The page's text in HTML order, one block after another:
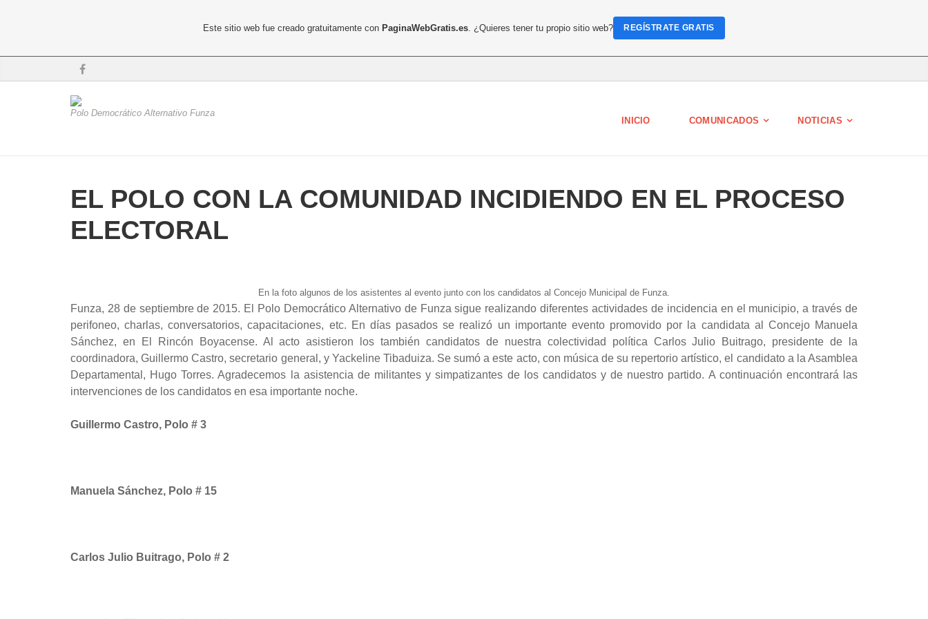
Polo Democrático Alternativo Funza
INICIO COMUNICADOS NOTICIAS
EL POLO CON LA COMUNIDAD INCIDIENDO EN EL PROCESO
ELECTORAL
En la foto algunos de los asistentes al evento junto con los candidatos al Concejo Municipal de Funza.
Funza, 28 de septiembre de 2015. El Polo Democrático Alternativo de Funza sigue realizando diferentes actividades de incidencia en el municipio, a través de
perifoneo, charlas, conversatorios, capacitaciones, etc. En días pasados se realizó un importante evento promovido por la candidata al Concejo Manuela
Sánchez, en El Rincón Boyacense. Al acto asistieron los también candidatos de nuestra colectividad política Carlos Julio Buitrago, presidente de la
coordinadora, Guillermo Castro, secretario general, y Yackeline Tibaduiza. Se sumó a este acto, con música de su repertorio artístico, el candidato a la Asamblea
Departamental, Hugo Torres. Agradecemos la asistencia de militantes y simpatizantes de los candidatos y de nuestro partido. A continuación encontrará las
intervenciones de los candidatos en esa importante noche.
Guillermo Castro, Polo # 3
Manuela Sánchez, Polo # 15
Carlos Julio Buitrago, Polo # 2
Este sitio web fue creado gratuitamente conPaginaWebGratis.es . ¿Quieres tener tu propio sitio web? REGÍSTRATE GRATIS